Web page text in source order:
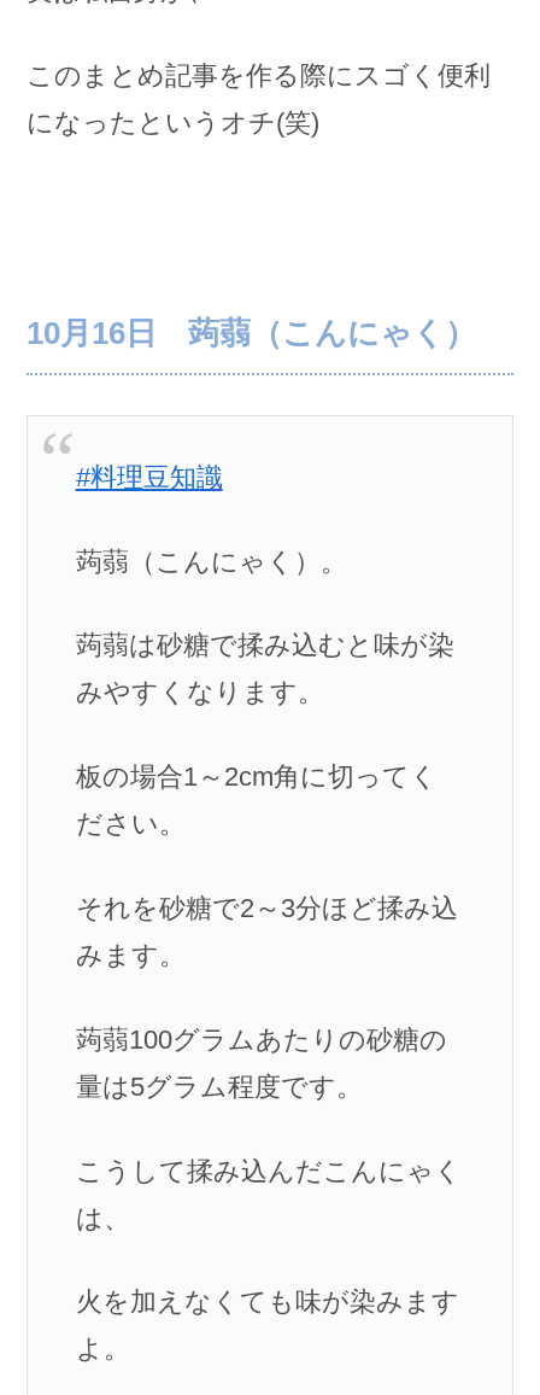
このまとめ記事を作る際にスゴく便利
になったというオチ(笑)
10月16日 蒟蒻（こんにゃく）
#料理豆知識
蒟蒻（こんにゃく）。
蒟蒻は砂糖で揉み込むと味が染
みやすくなります。
板の場合1～2cm角に切ってく
ださい。
それを砂糖で2～3分ほど揉み込
みます。
蒟蒻100グラムあたりの砂糖の
量は5グラム程度です。
こうして揉み込んだこんにゃく
は、
火を加えなくても味が染みます
よ。